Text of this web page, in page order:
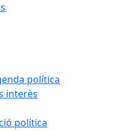
política
interès
política